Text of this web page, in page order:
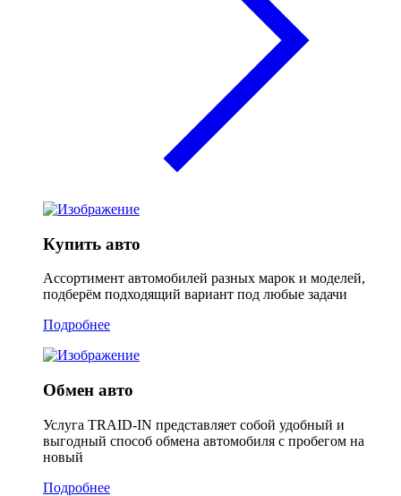
Купить авто
Ассортимент автомобилей разных марок и моделей,
подберём подходящий вариант под любые задачи
Подробнее
Обмен авто
Услуга TRAID-IN представляет собой удобный и
выгодный способ обмена автомобиля с пробегом на
новый
Подробнее